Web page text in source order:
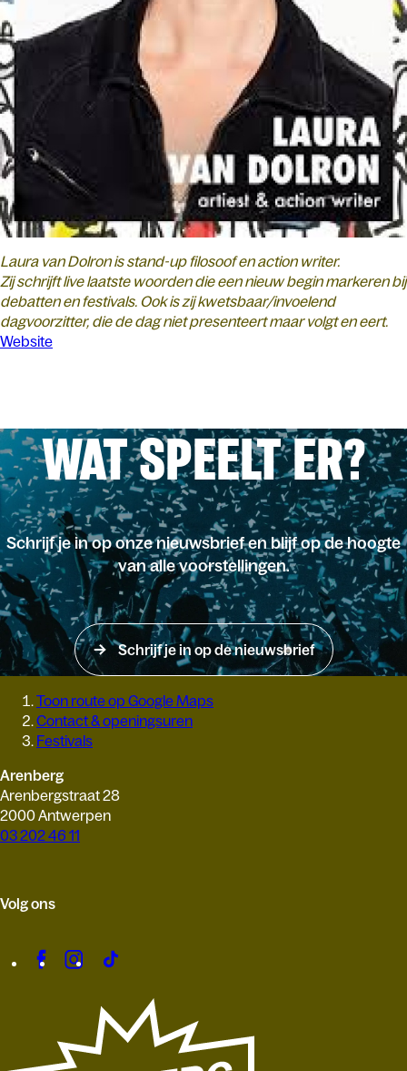
Laura van Dolron is stand-up filosoof en action writer.
Zij schrijft live laatste woorden die een nieuw begin markeren bij
debatten en festivals. Ook is zij kwetsbaar/invoelend
dagvoorzitter, die de dag niet presenteert maar volgt en eert.
Website
WAT SPEELT ER?
Schrijf je in op onze nieuwsbrief en blijf op de hoogte
van alle voorstellingen.
Schrijf je in op de nieuwsbrief
Toon route op Google Maps
Contact & openingsuren
Festivals
Arenberg
Arenbergstraat 28
2000 Antwerpen
03 202 46 11
Volg ons